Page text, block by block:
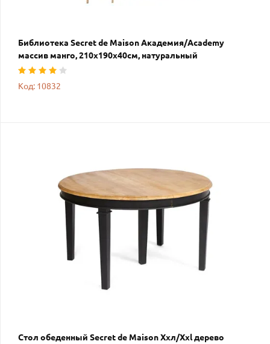
Библиотека Secret de Maison Академия/Academy
массив манго, 210х190х40см, натуральный
Код: 10832
Стол обеденный Secret de Maison Ххл/Xxl дерево